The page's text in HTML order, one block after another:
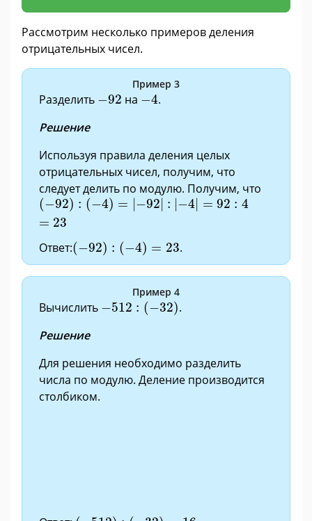
Рассмотрим несколько примеров деления
отрицательных чисел.
Пример 3
Разделить −92
92 на −4
−4.
Решение
Используя правила деления целых
отрицательных чисел, получим, что
следует делить по модулю. Получим, что
(−92) : (−4) = −92 : −4 = 92 : 4
= 23
(−92):(−4)=|−92|:|−4|=92:4=23
Ответ:(−92) : (−4) = 23
(− 92): − 4 =23 .
Пример 4
Вычислить −512 : (−32)
512:(−32)
.
Решение
Для решения необходимо разделить
числа по модулю. Деление производится
столбиком.
(− 512): − 32 )=16